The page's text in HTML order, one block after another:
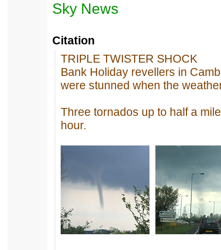
Sky News
Citation
TRIPLE TWISTER SHOCK
Bank Holiday revellers in
were stunned when the
Three tornados up to half a
hour.